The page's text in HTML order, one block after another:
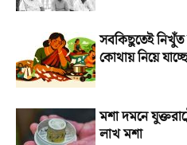
সবকিছুতেই নিখুঁত
কোথায় নিয়ে
মশা দমনে
লাখ মশা